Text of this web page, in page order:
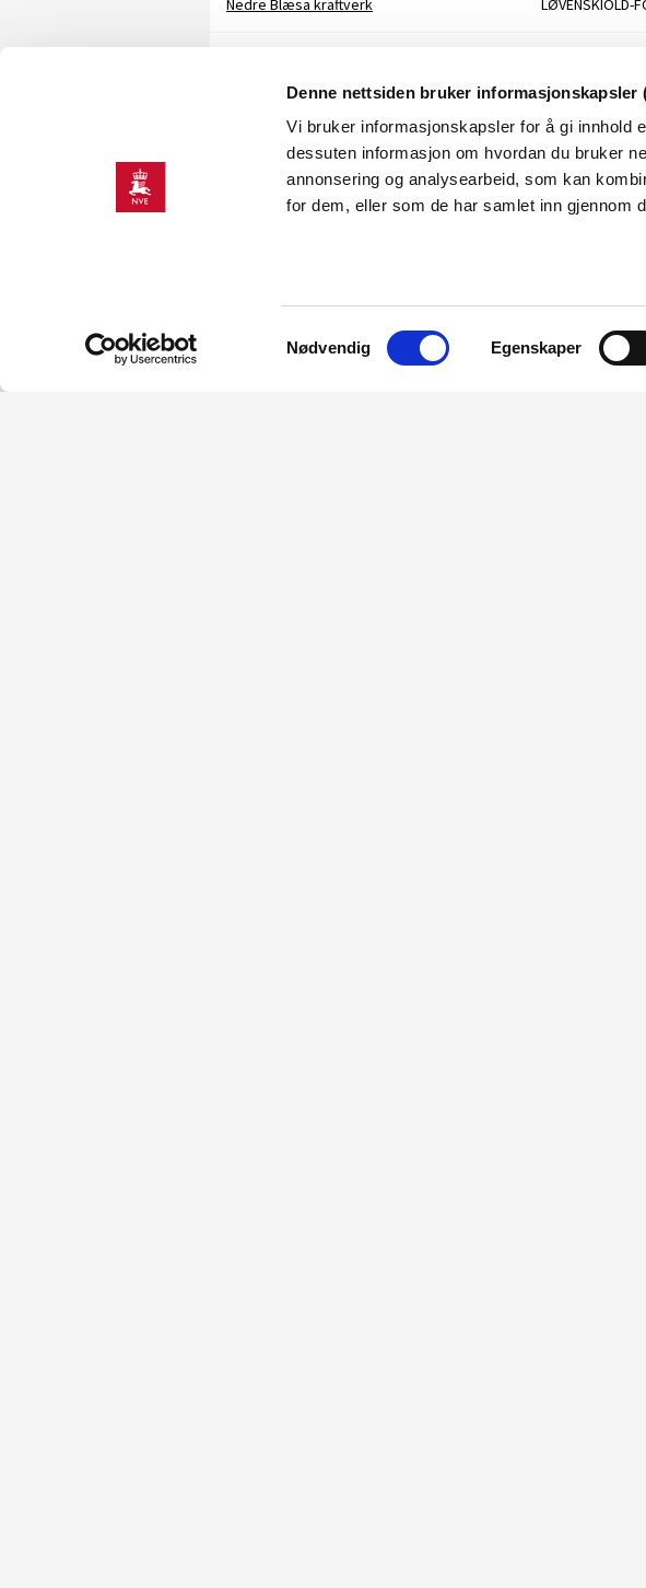
Denne nettsiden bruker informasjonskapsler
Vi bruker informasjonskapsler for å gi innhold
dessuten informasjon om hvordan du bruker
annonsering og analysearbeid, som kan
for dem, eller som de har samlet inn gjennom
Samtykkevalg
Nødvendig Egenskaper
Nedre Blæsa kraftverk
Stokkfjellet 2 vindkraftverk ANEO VIND AS
66 (132) kV Fitjar-Tysnes og ny Tjøreneset transformatorstasjon FAGNE AS
Konsesjonsnyheter